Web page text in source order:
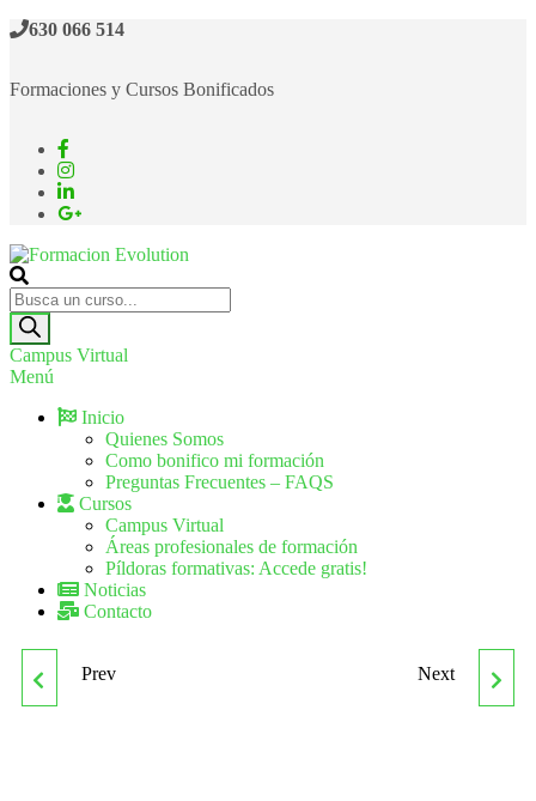
630 066 514
Formaciones y Cursos Bonificados
Formacion Evolution
Cursos de formación continua
Campus Virtual
Menú
Inicio
Quienes Somos
Como bonifico mi formación
Preguntas Frecuentes – FAQS
Cursos
Campus Virtual
Áreas profesionales de formación
Píldoras formativas: Accede gratis!
Noticias
Contacto
CURSO ONLINE DE
Prev CURSO ONLINE DENext